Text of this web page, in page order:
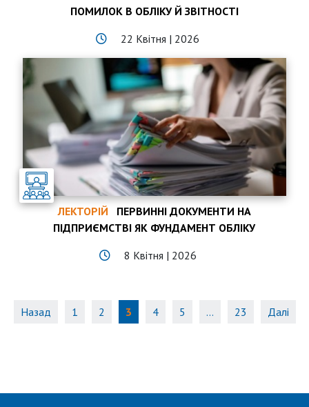
ПОМИЛОК В ОБЛІКУ Й ЗВІТНОСТІ
22 Квітня | 2026
ЛЕКТОРІЙ ПЕРВИННІ ДОКУМЕНТИ НА
ПІДПРИЄМСТВІ ЯК ФУНДАМЕНТ ОБЛІКУ
8 Квітня | 2026
Назад 1 2 3 4 5 … 23 Далі